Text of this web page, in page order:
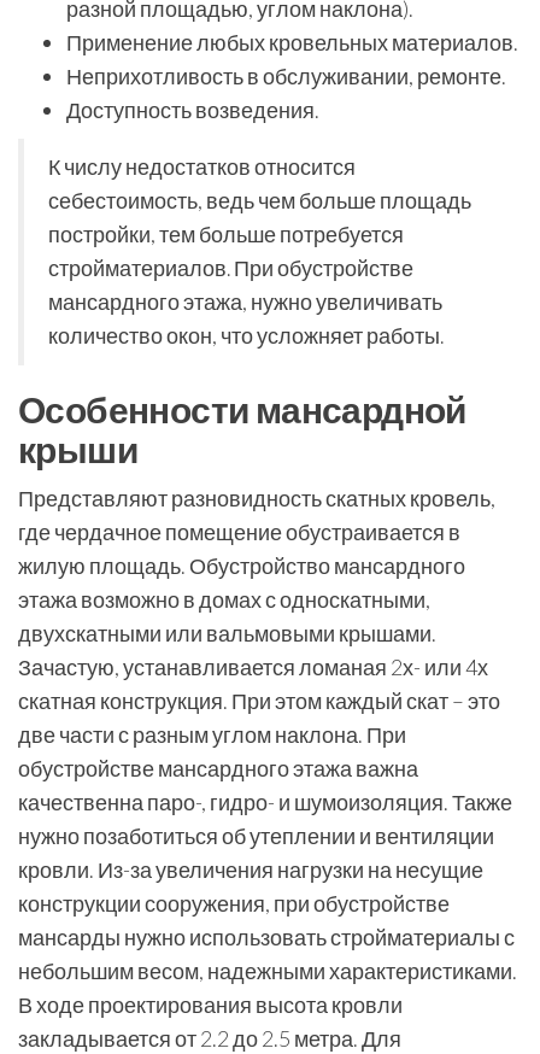
разной площадью, углом наклона).
Применение любых кровельных материалов.
Неприхотливость в обслуживании, ремонте.
Доступность возведения.
К числу недостатков относится
себестоимость, ведь чем больше площадь
постройки, тем больше потребуется
стройматериалов. При обустройстве
мансардного этажа, нужно увеличивать
количество окон, что усложняет работы.
Особенности мансардной
крыши
Представляют разновидность скатных кровель,
где чердачное помещение обустраивается в
жилую площадь. Обустройство мансардного
этажа возможно в домах с односкатными,
двухскатными или вальмовыми крышами.
Зачастую, устанавливается ломаная 2х- или 4х
скатная конструкция. При этом каждый скат – это
две части с разным углом наклона. При
обустройстве мансардного этажа важна
качественна паро-, гидро- и шумоизоляция. Также
нужно позаботиться об утеплении и вентиляции
кровли. Из-за увеличения нагрузки на несущие
конструкции сооружения, при обустройстве
мансарды нужно использовать стройматериалы с
небольшим весом, надежными характеристиками.
В ходе проектирования высота кровли
закладывается от 2.2 до 2.5 метра. Для